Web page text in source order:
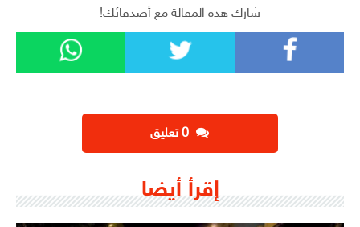
شارك هذه المقالة مع أصدقائك!
إقرأ أيضا